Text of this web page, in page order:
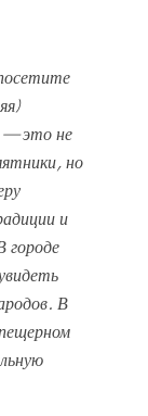
— это не
но
и
городе
В